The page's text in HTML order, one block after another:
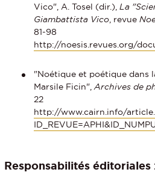
Vico", A. Tosel (dir.), La
Giambattista Vico, revue
81-98
http://noesis.revues.org/
"Noétique et poétique dans
Marsile Ficin",Archives de
22
http://www.cairn.info/
Responsabilités éditoriales